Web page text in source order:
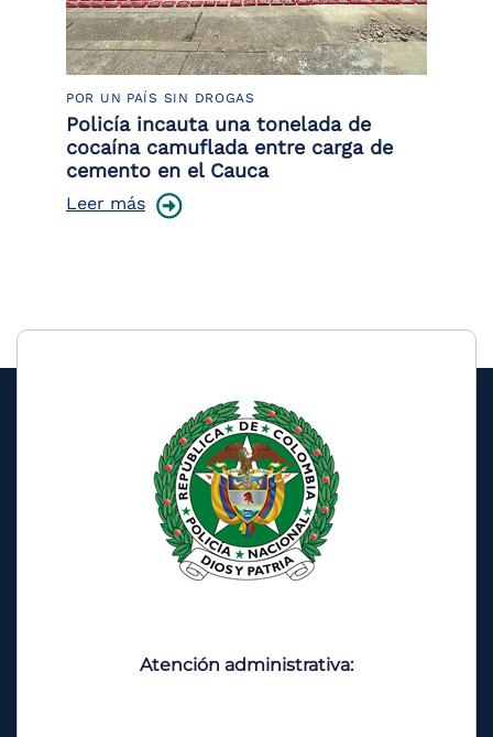
POR UN PAÍS SIN DROGAS
Policía incauta una tonelada de
cocaína camuflada entre carga de
cemento en el Cauca
Leer más
Atención administrativa: